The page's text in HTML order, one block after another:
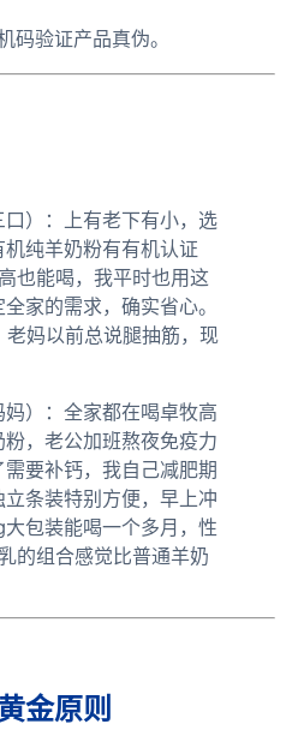
码验证产品真伪。
口）：上有老下有小，选
纯羊奶粉有有机认证
也能喝，我平时也用这
家的需求，确实省心。
妈以前总说腿抽筋，现
妈）：全家都在喝卓牧高
，老公加班熬夜免疫力
要补钙，我自己减肥期
条装特别方便，早上冲
包装能喝一个多月，性
的组合感觉比普通羊奶
金原则